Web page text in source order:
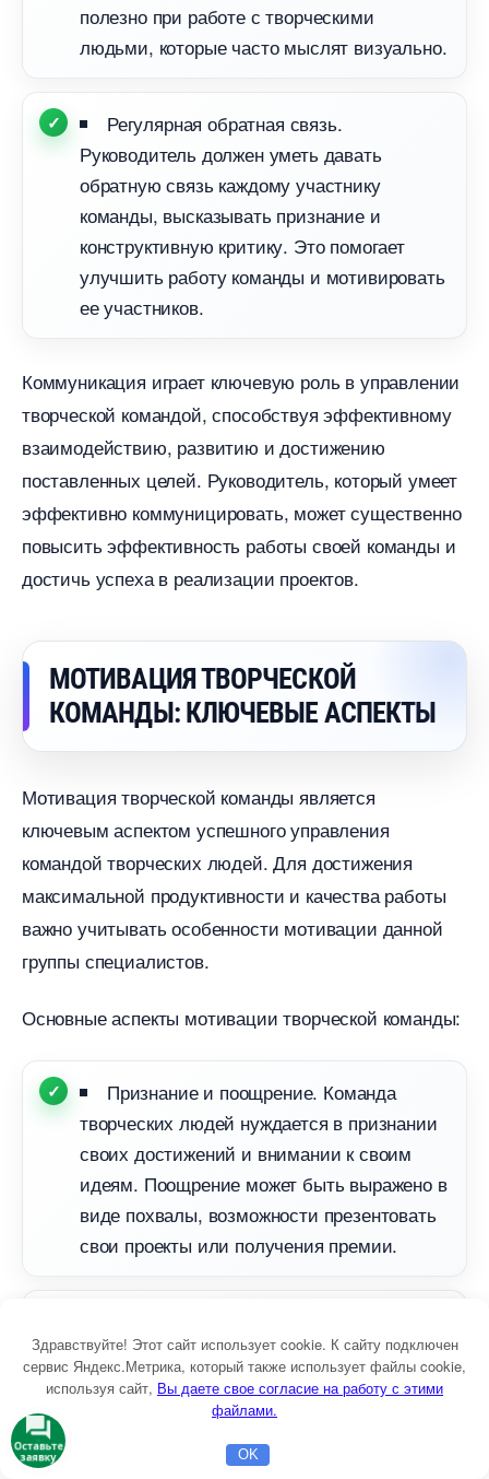
полезно при работе с творческими
людьми, которые часто мыслят визуально.
Регулярная обратная связь.
Руководитель должен уметь давать
обратную связь каждому участнику
команды, высказывать признание и
конструктивную критику. Это помогает
улучшить работу команды и мотивировать
ее участников.
Коммуникация играет ключевую роль в управлении
творческой командой, способствуя эффективному
заимодействию, развитию и достижению
поставленных целей. Руководитель, который умеет
эффективно коммуницировать, может существенно
повысить эффективность работы своей команды и
достичь успеха в реализации проектов.
МОТИВАЦИЯ ТВОРЧЕСКОЙ
КОМАНДЫ: КЛЮЧЕВЫЕ АСПЕКТЫ
Мотивация творческой команды является
ключевым аспектом успешного управления
командой творческих людей. Для достижения
максимальной продуктивности и качества работы
ажно учитывать особенности мотивации данной
руппы специалистов.
Основные аспекты мотивации творческой команды:
Признание и поощрение. Команда
творческих людей нуждается в признании
своих достижений и внимании к своим
идеям. Поощрение может быть выражено
иде похвалы, возможности презентовать
свои проекты или получения премии.
люди часто нуждаются в свободе
действий и возможности самовыражения.
Предоставление команде возможности
ыбирать пути решения задачи и
Здравствуйте! Этот сайт использует cookie. К сайту подключен
сервис Яндекс.Метрика, который также использует файлы cookie,
используя сайт, ы даете свое согласие на работу с этими
файлами.
OK
Оставьте
заявку